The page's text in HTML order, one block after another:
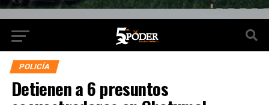
POLICÍA
Detienen a 6 presuntos